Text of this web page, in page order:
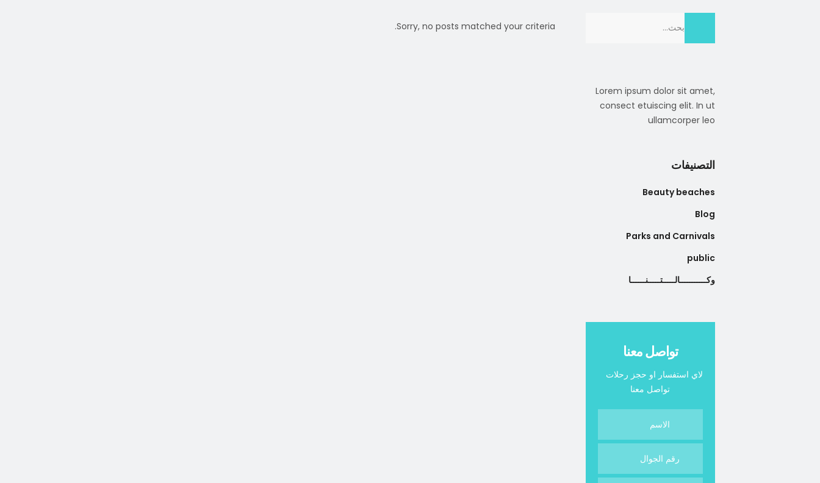
Sorry, no posts matched your criteria.
Lorem ipsum dolor sit amet,
consect etuiscing elit. In ut
ullamcorper leo
التصنيفات
Beauty beaches
Blog
Parks and Carnivals
public
وكـــــــــــالـــــتـــــنــــــا
تواصل معنا
لاي استفسار او حجز رحلات
تواصل معنا